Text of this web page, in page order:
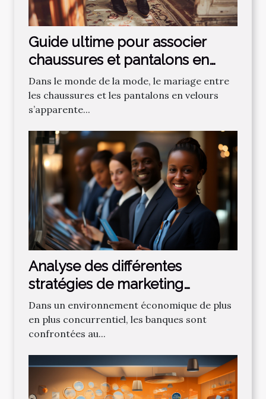
Guide ultime pour associer
chaussures et pantalons en
velours
Dans le monde de la mode, le mariage entre
les chaussures et les pantalons en velours
s’apparente...
Analyse des différentes
stratégies de marketing
bancaire pour attirer de
nouveaux clients
Dans un environnement économique de plus
en plus concurrentiel, les banques sont
confrontées au...